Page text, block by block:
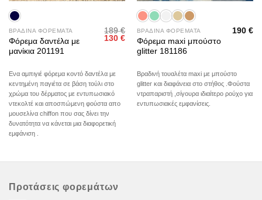
ΒΡΑΔΙΝΑ ΦΟΡΕΜΑΤΑ
Φόρεμα δαντέλα με
μανίκια 201191
189€
Original
130€Η
τρέχουσα
τιμή
Ενα αμπιγιέ φόρεμα κοντό δαντέλα με
κεντημένη παγιέτα σε βάση τούλι στο
χρώμα του δέρματος με εντυπωσιακό
ντεκολτέ και αποσπώμενη φούστα απο
μουσελίνα chiffon που σας δίνει την
δυνατότητα να κάνεται μια διαφορετική
εμφάνιση .
ΒΡΑΔΙΝΑ ΦΟΡΕΜΑΤΑ
Φόρεμα maxi μπούστο
glitter 181186
190€
Βραδινή τουαλέτα maxi με μπούστο
glitter και διαφάνεια στο στήθος .Φούστα
ντραπαριστή ,σίγουρα ιδιαίτερο ρούχο για
εντυπωσιακές εμφανίσεις.
Προτάσεις φορεμάτων